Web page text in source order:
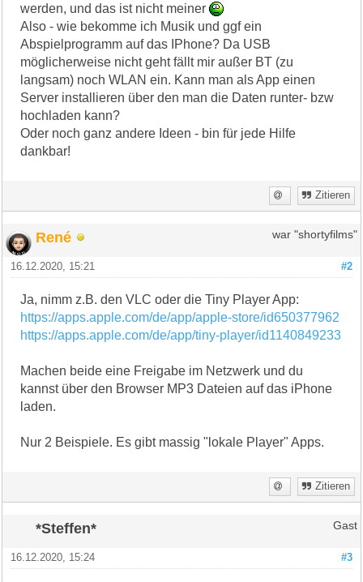
werden, und das ist nicht meiner
Also - wie bekomme ich Musik und ggf ein
Abspielprogramm auf das IPhone? Da USB
möglicherweise nicht geht fällt mir außer BT (zu
langsam) noch WLAN ein. Kann man als App einen
Server installieren über den man die Daten runter- bzw
hochladen kann?
Oder noch ganz andere Ideen - bin für jede Hilfe
dankbar!
Zitieren
René war "shortyfilms"
#2
16.12.2020, 15:21
Ja, nimm z.B. den VLC oder die Tiny Player App:
https://apps.apple.com/de/app/apple-store/id650377962
https://apps.apple.com/de/app/tiny-player/id1140849233
Machen beide eine Freigabe im Netzwerk und du
kannst über den Browser MP3 Dateien auf das iPhone
laden.
Nur 2 Beispiele. Es gibt massig "lokale Player" Apps.
Zitieren
*Steffen* Gast
#3
16.12.2020, 15:24